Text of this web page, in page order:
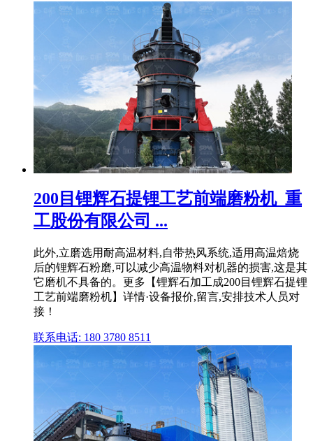
200目锂辉石提锂工艺前端磨粉机_重
工股份有限公司 ...
此外,立磨选用耐高温材料,自带热风系统,适用高温焙烧
后的锂辉石粉磨,可以减少高温物料对机器的损害,这是其
它磨机不具备的。更多【锂辉石加工成200目锂辉石提锂
工艺前端磨粉机】详情·设备报价,留言,安排技术人员对
接！
联系电话: 180 3780 8511